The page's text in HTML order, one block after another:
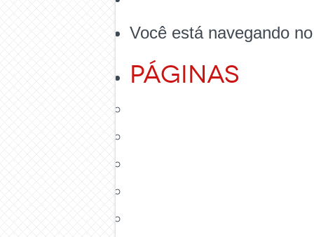
Você está navegando
Páginas